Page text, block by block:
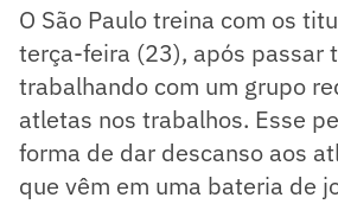
O São Paulo treina com os
terça-feira (23), após passar
trabalhando com um grupo
atletas nos trabalhos. Esse
forma de dar descanso aos
que vêm em uma bateria de